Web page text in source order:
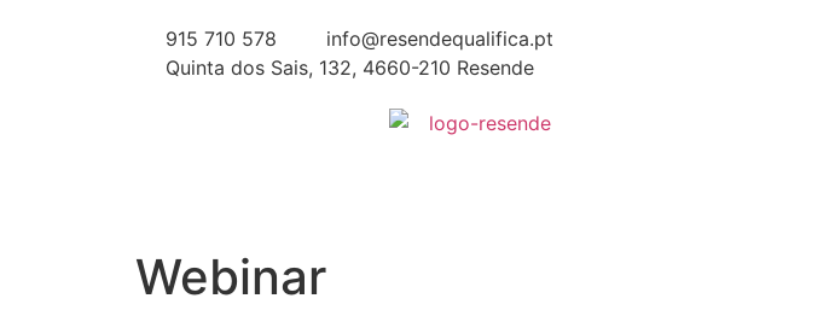
915 710 578
info@resendequalifica.pt
Quinta dos Sais, 132, 4660-210 Resende
Webinar